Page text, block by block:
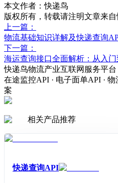
本文作者：快递鸟
版权所有，转载请注明文章来自
上一篇：
物流基础知识详解及快递查询
下一篇：
海运查询接口全面解析：从入
快递鸟物流产业互联网服务平台
在途监控API · 电子面单API ·
案
相关产品推荐
快递查询API